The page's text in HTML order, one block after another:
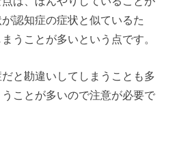
認知症の症状と似ているた
うことが多いという点です。
と勘違いしてしまうことも多
ことが多いので注意が必要で